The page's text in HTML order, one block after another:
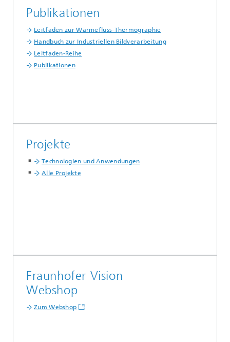
Publikationen
Leitfaden zur Wärmefluss-Thermographie
Handbuch zur Industriellen Bildverarbeitung
Leitfaden-Reihe
Publikationen
Projekte
Technologien und Anwendungen
Alle Projekte
Fraunhofer Vision
Webshop
Zum Webshop